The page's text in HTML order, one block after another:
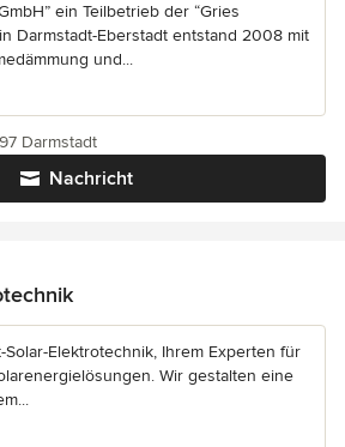
ein Teilbetrieb der “Gries
Darmstadt-Eberstadt entstand 2008 mit
und...
Nachricht
Darmstadt
Elektrotechnik, Ihrem Experten für
Wir gestalten eine